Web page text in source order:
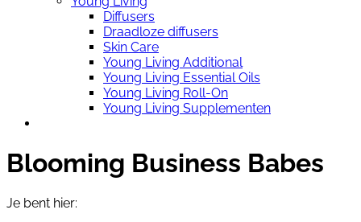
Diffusers
Draadloze diffusers
Skin Care
Young Living Additional
Young Living Essential Oils
Young Living Roll-On
Young Living Supplementen
Blooming Business Babes
Je bent hier: